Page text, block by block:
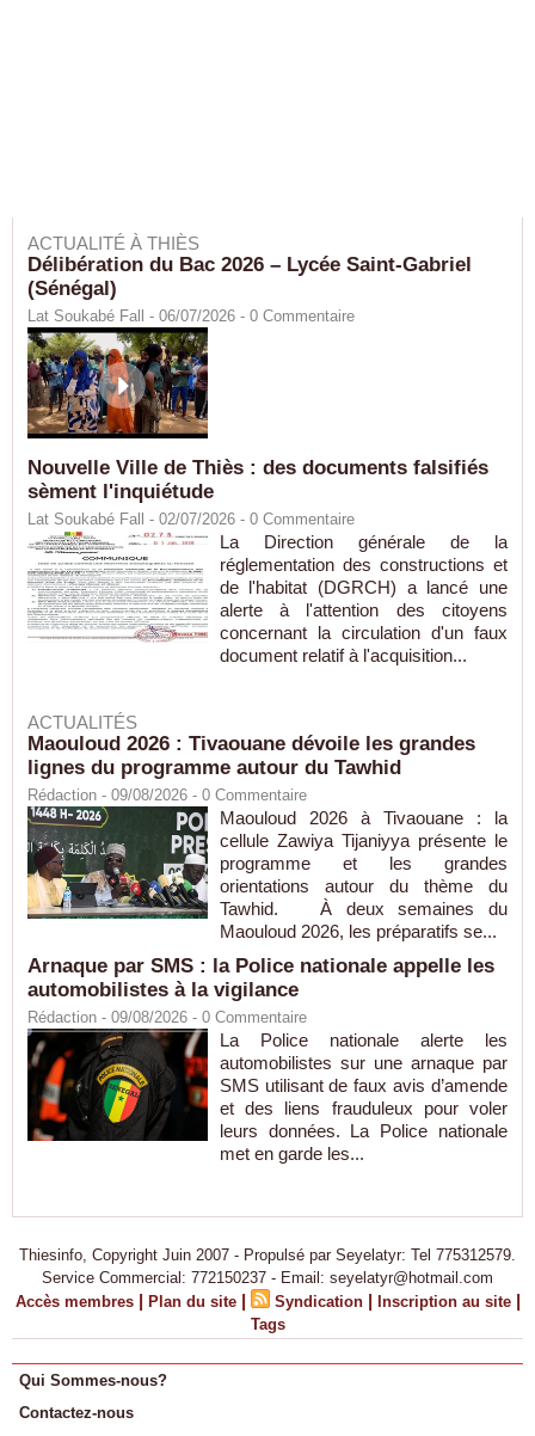
ACTUALITÉ À THIÈS
Délibération du Bac 2026 – Lycée Saint-Gabriel
(Sénégal)
Lat Soukabé Fall - 06/07/2026 - 0 Commentaire
Nouvelle Ville de Thiès : des documents falsifiés
sèment l'inquiétude
Lat Soukabé Fall - 02/07/2026 - 0 Commentaire
La Direction générale de la
réglementation des constructions et
de l'habitat (DGRCH) a lancé une
alerte à l'attention des citoyens
concernant la circulation d'un faux
document relatif à l'acquisition...
ACTUALITÉS
Maouloud 2026 : Tivaouane dévoile les grandes
lignes du programme autour du Tawhid
Rédaction - 09/08/2026 - 0 Commentaire
Maouloud 2026 à Tivaouane : la
cellule Zawiya Tijaniyya présente le
programme et les grandes
orientations autour du thème du
Tawhid. À deux semaines du
Maouloud 2026, les préparatifs se...
Arnaque par SMS : la Police nationale appelle les
automobilistes à la vigilance
Rédaction - 09/08/2026 - 0 Commentaire
La Police nationale alerte les
automobilistes sur une arnaque par
SMS utilisant de faux avis d’amende
et des liens frauduleux pour voler
leurs données. La Police nationale
met en garde les...
Thiesinfo, Copyright Juin 2007 - Propulsé par Seyelatyr: Tel 775312579.
Service Commercial: 772150237 - Email: seyelatyr@hotmail.com
Accès membres | Plan du site | Syndication | Inscription au site |
Tags
Qui Sommes-nous?
Contactez-nous